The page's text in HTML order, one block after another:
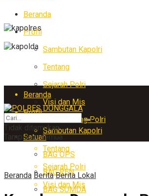
Beranda
Profil
Sambutan Kapolri
Tentang
Sejarah Polri
Visi dan Mis
Arti Lambang Polri
Satuan
BAG OPS
BAG REN
BAG SUMDA
Beranda
Profil
Sambutan Kapolri
Tentang
Sejarah Polri
Visi dan Mis
Tidak ditemukan
Tampilkan semua
Beranda Berita Berita Lokal